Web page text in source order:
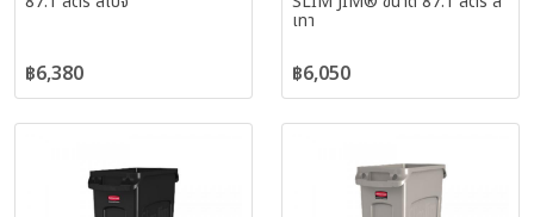
฿6,380
เทา
฿6,050